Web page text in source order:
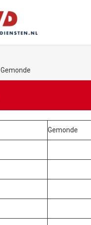
Gemonde
Gemonde